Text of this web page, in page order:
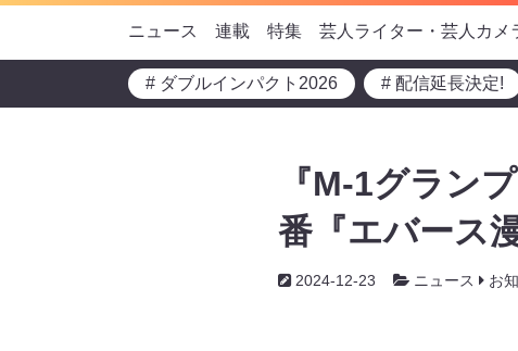
ニュース 連載 特集 芸人ライター・芸人カメ
# ダブルインパクト2026 # 配信延長決定!
『M-1グラン
番『エバース
2024-12-23 ニュース お